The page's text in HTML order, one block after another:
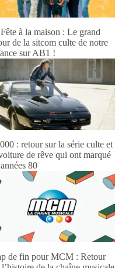
à la maison : Le grand
de la sitcom culte de notre
sur AB1 !
: retour sur la série culte et
de rêve qui ont marqué
80
de fin pour MCM : Retour